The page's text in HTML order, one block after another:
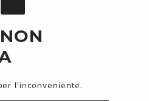
l'inconveniente.